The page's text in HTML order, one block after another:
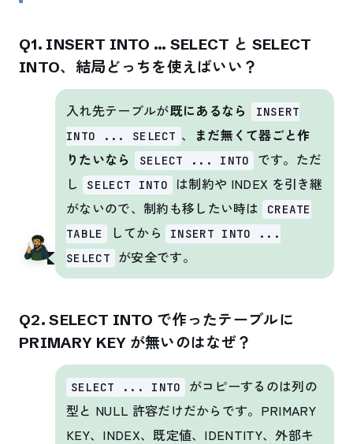
Q1. INSERT INTO … SELECT と SELECT
INTO、結局どっちを使えばいい？
入れ先テーブルが既にあるなら
INSERT
INTO ... SELECT 、
まだ無くて器ごと作
りたいなら
SELECT ... INTO
です。ただ
し
SELECT INTO
は制約や INDEX を引き継
がないので、制約も移したい時は
CREATE
TABLE
してから
INSERT INTO ...
SELECT
が安全です。
Q2. SELECT INTO で作ったテーブルに
PRIMARY KEY が無いのはなぜ？
SELECT ... INTO
がコピーするのは列の
型と NULL 許容だけだからです。PRIMARY
KEY、INDEX、既定値、IDENTITY、外部キ